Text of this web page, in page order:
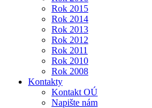
Rok 2015
Rok 2014
Rok 2013
Rok 2012
Rok 2011
Rok 2010
Rok 2008
Kontakty
Kontakt OÚ
Napište nám